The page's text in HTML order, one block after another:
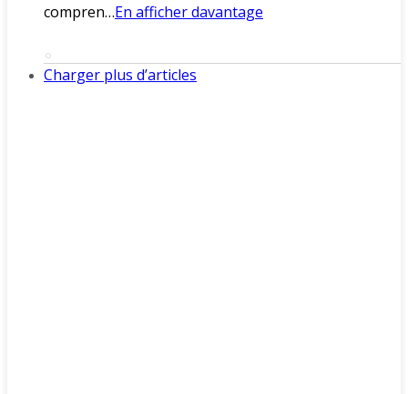
compren…En afficher davantage
Charger plus d’articles